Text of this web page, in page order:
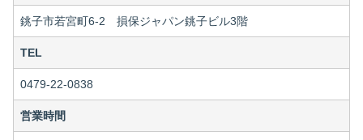
銚子市若宮町6-2 損保ジャパン銚子ビル3階
TEL
0479-22-0838
営業時間